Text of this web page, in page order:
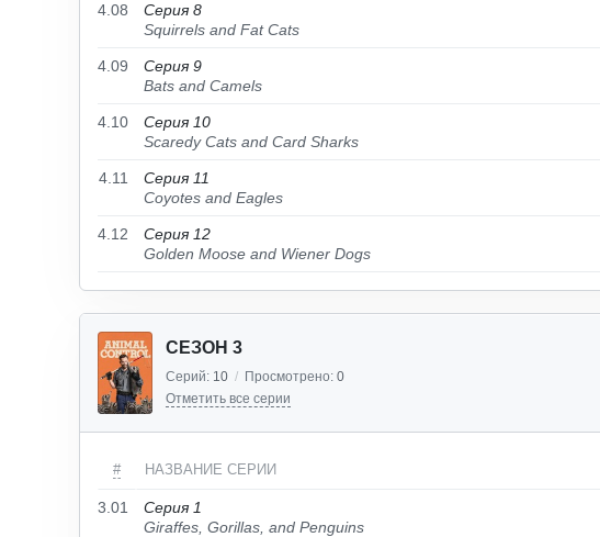
4.08
Серия 8
Squirrels and Fat Cats
4.09
Серия 9
Bats and Camels
4.10
Серия 10
Scaredy Cats and Card Sharks
4.11
Серия 11
Coyotes and Eagles
4.12
Серия 12
Golden Moose and Wiener Dogs
СЕЗОН 3
Серий: 10 / Просмотрено: 0
Отметить все серии
# НАЗВАНИЕ СЕРИИ
3.01
Серия 1
Giraffes, Gorillas, and Penguins